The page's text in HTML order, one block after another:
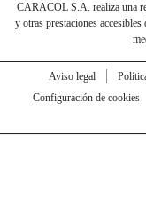
CARACOL S.A. realiza una
y otras prestaciones
Aviso legal
Configuración de cookies